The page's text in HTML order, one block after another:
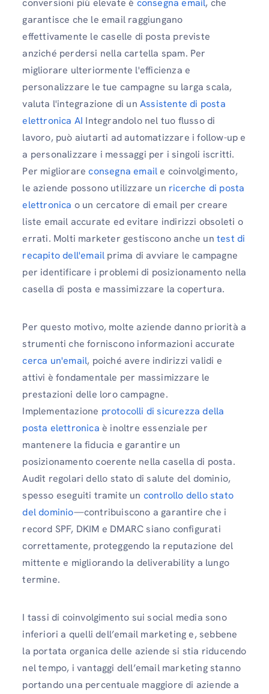
garantisce che le email raggiungano
effettivamente le caselle di posta previste
anziché perdersi nella cartella spam. Per
migliorare ulteriormente l'efficienza e
personalizzare le tue campagne su larga scala,
valuta l'integrazione di un Assistente di posta
elettronica AI Integrandolo nel tuo flusso di
lavoro, può aiutarti ad automatizzare i follow-up e
a personalizzare i messaggi per i singoli iscritti.
Per migliorareconsegna emaile coinvolgimento,
le aziende possono utilizzare un ricerche di posta
elettronica o un cercatore di email per creare
liste email accurate ed evitare indirizzi obsoleti o
errati. Molti marketer gestiscono anche un test di
recapito dell'email prima di avviare le campagne
per identificare i problemi di posizionamento nella
casella di posta e massimizzare la copertura.
Per questo motivo, molte aziende danno priorità a
strumenti che forniscono informazioni accurate
cerca un'email, poiché avere indirizzi validi e
attivi è fondamentale per massimizzare le
prestazioni delle loro campagne.
Implementazione protocolli di sicurezza della
posta elettronica è inoltre essenziale per
mantenere la fiducia e garantire un
posizionamento coerente nella casella di posta.
Audit regolari dello stato di salute del dominio,
spesso eseguiti tramite un controllo dello stato
del dominio—contribuiscono a garantire che i
record SPF, DKIM e DMARC siano configurati
correttamente, proteggendo la reputazione del
mittente e migliorando la deliverability a lungo
termine.
I tassi di coinvolgimento sui social media sono
inferiori a quelli dell’email marketing e, sebbene
la portata organica delle aziende si stia riducendo
nel tempo, i vantaggi dell’email marketing stanno
portando una percentuale maggiore di aziende a